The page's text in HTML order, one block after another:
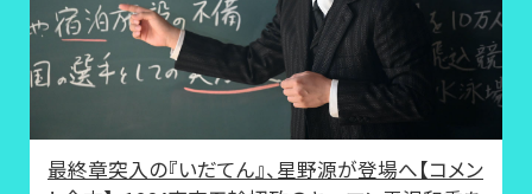
最終章突入の『いだてん』、星野源が登場へ【コメン